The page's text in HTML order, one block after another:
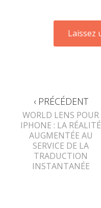
‹ PRÉCÉDENT
WORLD LENS POUR
IPHONE : LA RÉALITÉ
AUGMENTÉE AU
SERVICE DE LA
TRADUCTION
INSTANTANÉE